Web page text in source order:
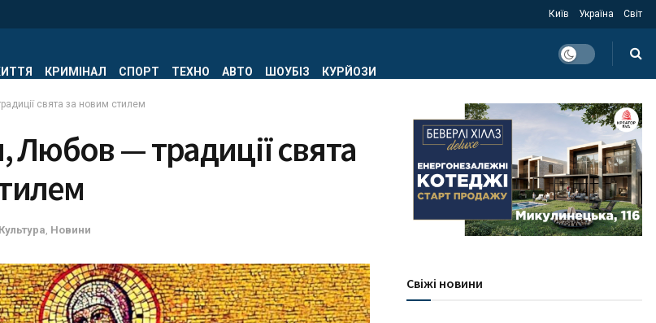
Київ Україна Світ
КРИМІНАЛ СПОРТ ТЕХНО АВТО ШОУБІЗ КУРЙОЗИ
свята за новим стилем
Любов — традиції свята
Культура Новини
Свіжі новини